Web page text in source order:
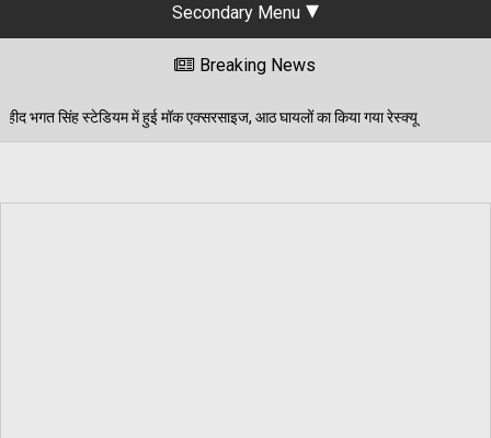
Secondary Menu
Breaking News
आठ घायलों का किया गया रेस्क्यू 06/08/2026